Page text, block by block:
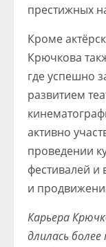
престижных
Кроме
Крючкова
где успешно
развитием
активно
проведении
фестивалей и
и
Карьера
длилась